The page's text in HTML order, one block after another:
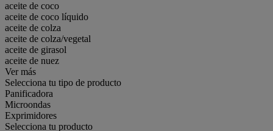
aceite de coco
aceite de coco líquido
aceite de colza
aceite de colza/vegetal
aceite de girasol
aceite de nuez
Ver más
Selecciona tu tipo de producto
Panificadora
Microondas
Exprimidores
Selecciona tu producto